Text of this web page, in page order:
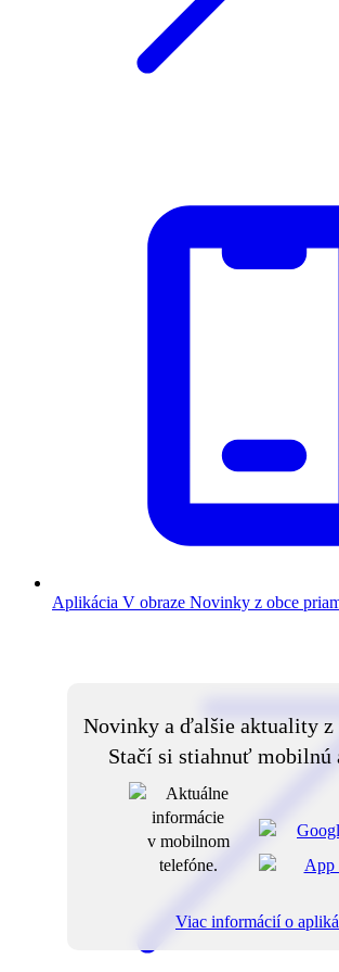
Aplikácia V obraze Novinky z obce
Novinky a ďalšie aktuality z
Stačí si stiahnuť mobilnú
Viac informácií o